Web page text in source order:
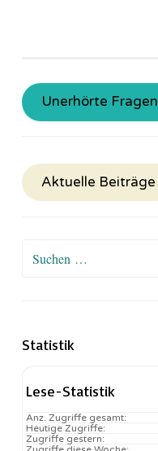
Unerhörte Fragen
Aktuelle Beiträge
Suchen
Statistik
Lese-Statistik
Anz. Zugriffe gesamt:
Heutige Zugriffe:
Zugriffe gestern: